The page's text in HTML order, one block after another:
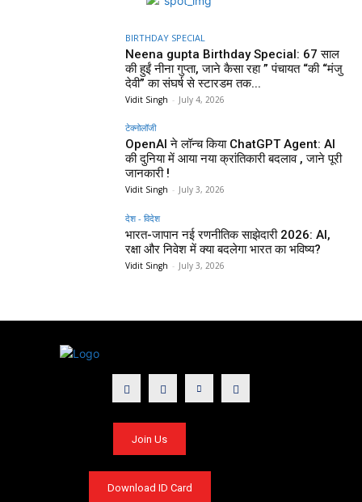
BIRTHDAY SPECIAL
Neena gupta Birthday Special: 67 साल
की हुईं नीना गुप्ता, जाने कैसा रहा ” पंचायत “की “मंजु
देवी” का संघर्ष से स्टारडम तक...
Vidit Singh - July 4, 2026
टेक्नोलॉजी
OpenAI ने लॉन्च किया ChatGPT Agent: AI
की दुनिया में आया नया क्रांतिकारी बदलाव , जाने पूरी
जानकारी !
Vidit Singh - July 3, 2026
देश - विदेश
भारत-जापान नई रणनीतिक साझेदारी 2026: AI,
रक्षा और निवेश में क्या बदलेगा भारत का भविष्य?
Vidit Singh - July 3, 2026
Join Us
Download ID Card